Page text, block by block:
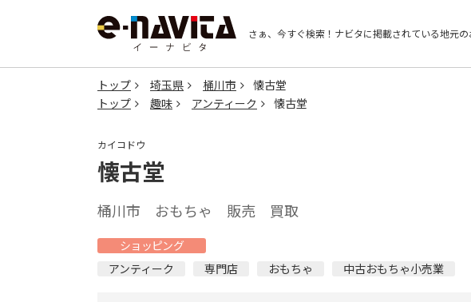
さぁ、今すぐ検索！ ナビタに掲載されている地元の
トップ 埼玉県 桶川市
懐古堂
トップ
趣味 アンティーク 懐古堂
カイコドウ
懐古堂
桶川市 おもちゃ 販売 買取
ショッピング
アンティーク
専門店 おもちゃ 中古おもちゃ小売業